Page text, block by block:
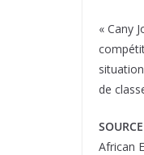
« Cany
de
SOURCE
African